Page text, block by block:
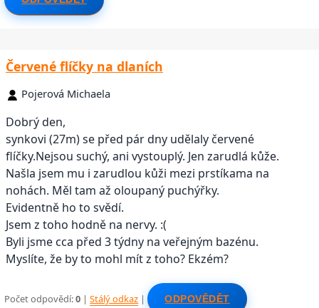
Červené flíčky na dlaních
Pojerová Michaela
Dobrý den,
synkovi (27m) se před pár dny udělaly červené
flíčky.Nejsou suchý, ani vystouplý. Jen zarudlá kůže.
Našla jsem mu i zarudlou kůži mezi prstíkama na
nohách. Měl tam až oloupaný puchýřky.
Evidentně ho to svědí.
Jsem z toho hodně na nervy. :(
Byli jsme cca před 3 týdny na veřejným bazénu.
Myslíte, že by to mohl mít z toho? Ekzém?
Počet odpovědí:0 |Stálý odkaz | ODPOVĚDĚT